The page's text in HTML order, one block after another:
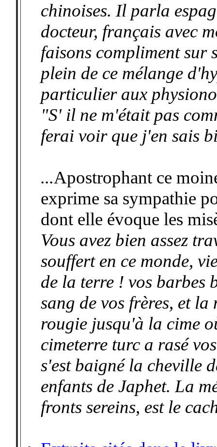
chinoises. Il parla
docteur, français avec
faisons compliment sur
plein de ce mélange
particulier aux
"S' il ne m'était pas
ferai voir que j'en sais
...Apostrophant ce
exprime sa sympathie
dont elle évoque les
Vous avez bien assez
souffert en ce monde,
de la terre ! vos barbes
sang de vos frères, et
rougie jusqu'à la cime
cimeterre turc a rasé
s'est baigné la cheville
enfants de Japhet. La
fronts sereins, est le